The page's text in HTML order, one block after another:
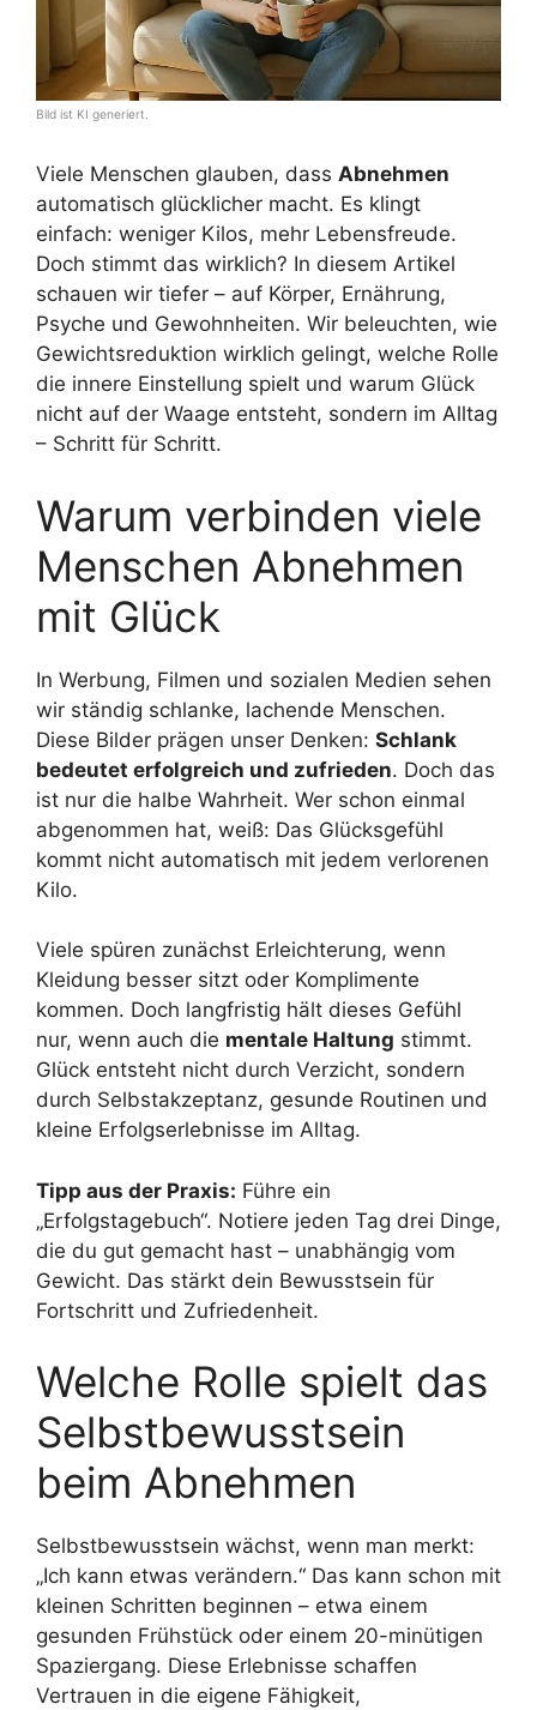
Bild ist KI generiert.
Viele Menschen glauben, dass Abnehmen
automatisch glücklicher macht. Es klingt
einfach: weniger Kilos, mehr Lebensfreude.
Doch stimmt das wirklich? In diesem Artikel
schauen wir tiefer – auf Körper, Ernährung,
Psyche und Gewohnheiten. Wir beleuchten, wie
Gewichtsreduktion wirklich gelingt, welche Rolle
die innere Einstellung spielt und warum Glück
nicht auf der Waage entsteht, sondern im Alltag
– Schritt für Schritt.
Warum verbinden viele
Menschen Abnehmen
mit Glück
In Werbung, Filmen und sozialen Medien sehen
wir ständig schlanke, lachende Menschen.
Diese Bilder prägen unser Denken: Schlank
bedeutet erfolgreich und zufrieden. Doch das
ist nur die halbe Wahrheit. Wer schon einmal
abgenommen hat, weiß: Das Glücksgefühl
kommt nicht automatisch mit jedem verlorenen
Kilo.
Viele spüren zunächst Erleichterung, wenn
Kleidung besser sitzt oder Komplimente
kommen. Doch langfristig hält dieses Gefühl
nur, wenn auch die mentale Haltung stimmt.
Glück entsteht nicht durch Verzicht, sondern
durch Selbstakzeptanz, gesunde Routinen und
kleine Erfolgserlebnisse im Alltag.
Tipp aus der Praxis: Führe ein
„Erfolgstagebuch“. Notiere jeden Tag drei Dinge,
die du gut gemacht hast – unabhängig vom
Gewicht. Das stärkt dein Bewusstsein für
Fortschritt und Zufriedenheit.
Welche Rolle spielt das
Selbstbewusstsein
beim Abnehmen
Selbstbewusstsein wächst, wenn man merkt:
„Ich kann etwas verändern.“ Das kann schon mit
kleinen Schritten beginnen – etwa einem
gesunden Frühstück oder einem 20-minütigen
Spaziergang. Diese Erlebnisse schaffen
Vertrauen in die eigene Fähigkeit,